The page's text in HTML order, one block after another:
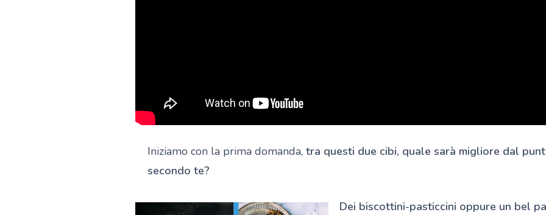
Iniziamo con la prima domanda, tra questi due cibi, quale sarà migliore dal
secondo te?
Dei biscottini-pasticcini oppure un bel